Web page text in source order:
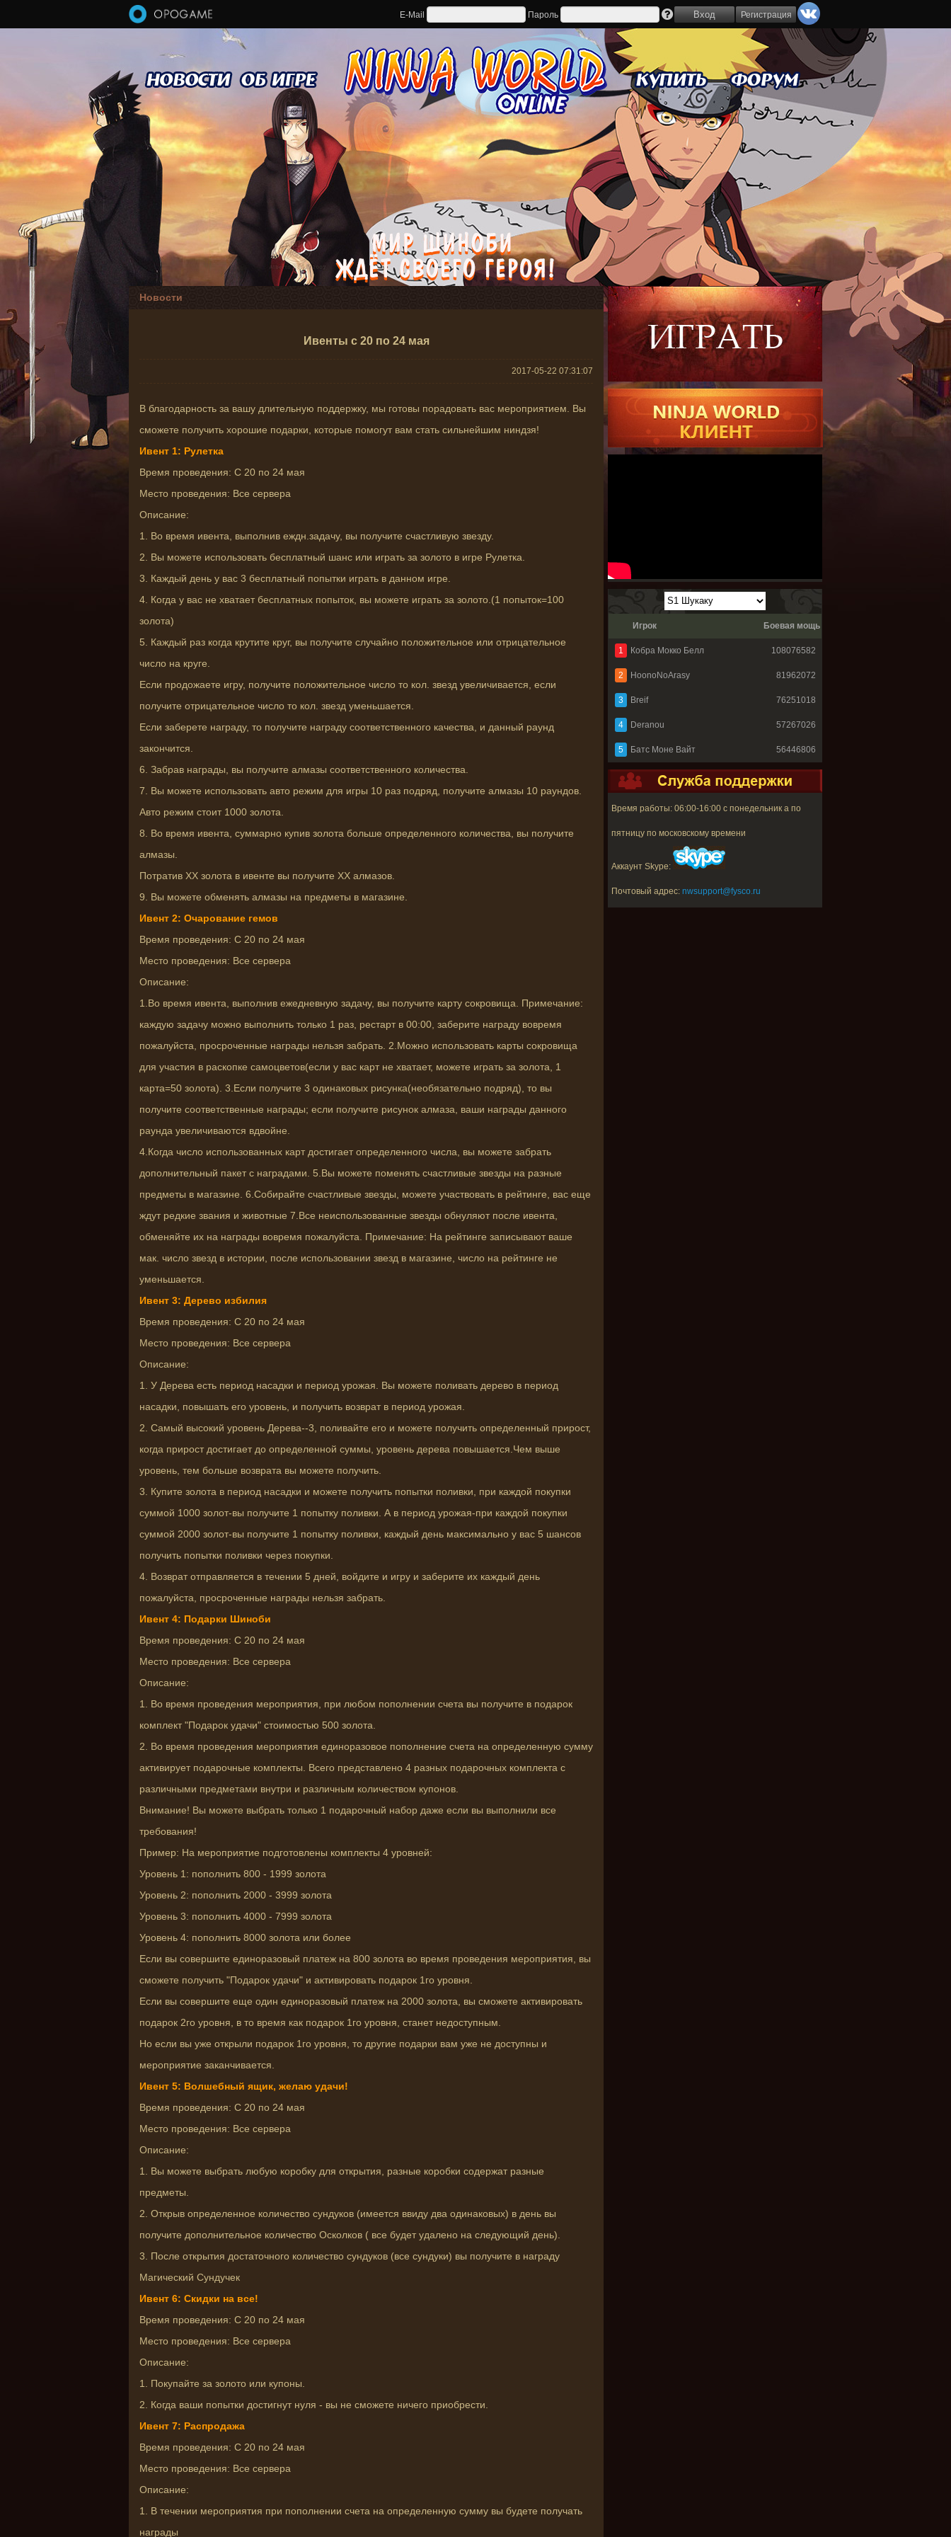
Перейти к основному содержанию
E-Mail Пароль Регистрация
Новости
Ивенты с 20 по 24 мая
2017-05-22 07:31:07
В благодарность за вашу длительную поддержку, мы готовы порадовать вас мероприятием. Вы
сможете получить хорошие подарки, которые помогут вам стать сильнейшим ниндзя!
Ивент 1: Рулетка
Время проведения: С 20 по 24 мая
Место проведения: Все сервера
Описание:
1. Во время ивента, выполнив еждн.задачу, вы получите счастливую звезду.
2. Вы можете использовать бесплатный шанс или играть за золото в игре Рулетка.
3. Каждый день у вас 3 бесплатный попытки играть в данном игре.
4. Когда у вас не хватает бесплатных попыток, вы можете играть за золото.(1 попыток=100
золота)
5. Каждый раз когда крутите круг, вы получите случайно положительное или отрицательное
число на круге.
Если продожаете игру, получите положительное число то кол. звезд увеличивается, если
получите отрицательное число то кол. звезд уменьшается.
Если заберете награду, то получите награду соответственного качества, и данный раунд
закончится.
6. Забрав награды, вы получите алмазы соответственного количества.
7. Вы можете использовать авто режим для игры 10 раз подряд, получите алмазы 10 раундов.
Авто режим стоит 1000 золота.
8. Во время ивента, суммарно купив золота больше определенного количества, вы получите
алмазы.
Потратив XX золота в ивенте вы получите XX алмазов.
9. Вы можете обменять алмазы на предметы в магазине.
Ивент 2: Очарование гемов
Время проведения: С 20 по 24 мая
Место проведения: Все сервера
Описание:
1.Во время ивента, выполнив ежедневную задачу, вы получите карту сокровища. Примечание:
каждую задачу можно выполнить только 1 раз, рестарт в 00:00, заберите награду вовремя
пожалуйста, просроченные награды нельзя забрать. 2.Можно использовать карты сокровища
для участия в раскопке самоцветов(если у вас карт не хватает, можете играть за золота, 1
карта=50 золота). 3.Если получите 3 одинаковых рисунка(необязательно подряд), то вы
получите соответственные награды; если получите рисунок алмаза, ваши награды данного
раунда увеличиваются вдвойне.
4.Когда число использованных карт достигает определенного числа, вы можете забрать
дополнительный пакет с наградами. 5.Вы можете поменять счастливые звезды на разные
предметы в магазине. 6.Собирайте счастливые звезды, можете участвовать в рейтинге, вас еще
ждут редкие звания и животные 7.Все неиспользованные звезды обнуляют после ивента,
обменяйте их на награды вовремя пожалуйста. Примечание: На рейтинге записывают ваше
мак. число звезд в истории, после использовании звезд в магазине, число на рейтинге не
уменьшается.
Ивент 3: Дерево избилия
Время проведения: С 20 по 24 мая
Место проведения: Все сервера
Описание:
1. У Дерева есть период насадки и период урожая. Вы можете поливать дерево в период
насадки, повышать его уровень, и получить возврат в период урожая.
2. Самый высокий уровень Дерева--3, поливайте его и можете получить определенный прирост,
когда прирост достигает до определенной суммы, уровень дерева повышается.Чем выше
уровень, тем больше возврата вы можете получить.
3. Купите золота в период насадки и можете получить попытки поливки, при каждой покупки
суммой 1000 золот-вы получите 1 попытку поливки. А в период урожая-при каждой покупки
суммой 2000 золот-вы получите 1 попытку поливки, каждый день максимально у вас 5 шансов
получить попытки поливки через покупки.
4. Возврат отправляется в течении 5 дней, войдите и игру и заберите их каждый день
пожалуйста, просроченные награды нельзя забрать.
Ивент 4: Подарки Шиноби
Время проведения: С 20 по 24 мая
Место проведения: Все сервера
Описание:
1. Во время проведения мероприятия, при любом пополнении счета вы получите в подарок
комплект "Подарок удачи" стоимостью 500 золота.
2. Во время проведения мероприятия единоразовое пополнение счета на определенную сумму
активирует подарочные комплекты. Всего представлено 4 разных подарочных комплекта с
различными предметами внутри и различным количеством купонов.
Внимание! Вы можете выбрать только 1 подарочный набор даже если вы выполнили все
требования!
Пример: На мероприятие подготовлены комплекты 4 уровней:
Уровень 1: пополнить 800 - 1999 золота
Уровень 2: пополнить 2000 - 3999 золота
Уровень 3: пополнить 4000 - 7999 золота
Уровень 4: пополнить 8000 золота или более
Если вы совершите единоразовый платеж на 800 золота во время проведения мероприятия, вы
сможете получить "Подарок удачи" и активировать подарок 1го уровня.
Если вы совершите еще один единоразовый платеж на 2000 золота, вы сможете активировать
подарок 2го уровня, в то время как подарок 1го уровня, станет недоступным.
Но если вы уже открыли подарок 1го уровня, то другие подарки вам уже не доступны и
мероприятие заканчивается.
Ивент 5: Волшебный ящик, желаю удачи!
Время проведения: С 20 по 24 мая
Место проведения: Все сервера
Описание:
1. Вы можете выбрать любую коробку для открытия, разные коробки содержат разные
предметы.
2. Открыв определенное количество сундуков (имеется ввиду два одинаковых) в день вы
получите дополнительное количество Осколков ( все будет удалено на следующий день).
3. После открытия достаточного количество сундуков (все сундуки) вы получите в награду
Магический Сундучек
Ивент 6: Скидки на все!
Время проведения: С 20 по 24 мая
Место проведения: Все сервера
Описание:
1. Покупайте за золото или купоны.
2. Когда ваши попытки достигнут нуля - вы не сможете ничего приобрести.
Ивент 7: Распродажа
Время проведения: С 20 по 24 мая
Место проведения: Все сервера
Описание:
1. В течении мероприятия при пополнении счета на определенную сумму вы будете получать
награды
Игрок Боевая мощь
1 Кобра Мокко Белл 108076582
2 HoonoNoArasy 81962072
3 Breif 76251018
4 Deranou 57267026
5 Батс Моне Вайт 56446806
Время работы: 06:00-16:00 с понедельник а по
пятницу по московскому времени
Аккаунт Skype:
Почтовый адрес: nwsupport@fysco.ru